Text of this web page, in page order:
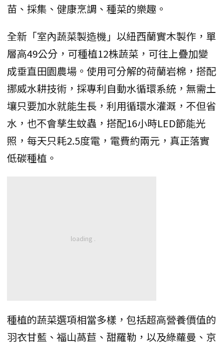
苗、採集、健康烹調、種菜的樂趣。
全新「室內蔬菜製造機」以紐西蘭實木製作，單
層高49公分，可種植12株蔬菜，可往上疊加變
成垂直田園農場。使用可分解的荷蘭岩棉，搭配
挪威水耕技術，採專利自動水循環系統，無需土
壤只要加水就能生長，利用循環水灌溉，不但省
水，也不會孳生蚊蟲，搭配16小時LED節能光
照，每天只耗2.5度電，電費約兩元，真正落實
低碳種植。
種植的蔬菜選項相當多樣，包括超高營養價值的
羽衣甘藍、福山萵苣、甜羅勒，以及綠蘿曼、京